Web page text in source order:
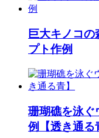
巨大キノコ
プト作例
珊瑚礁を泳ぐ
例【透き通る